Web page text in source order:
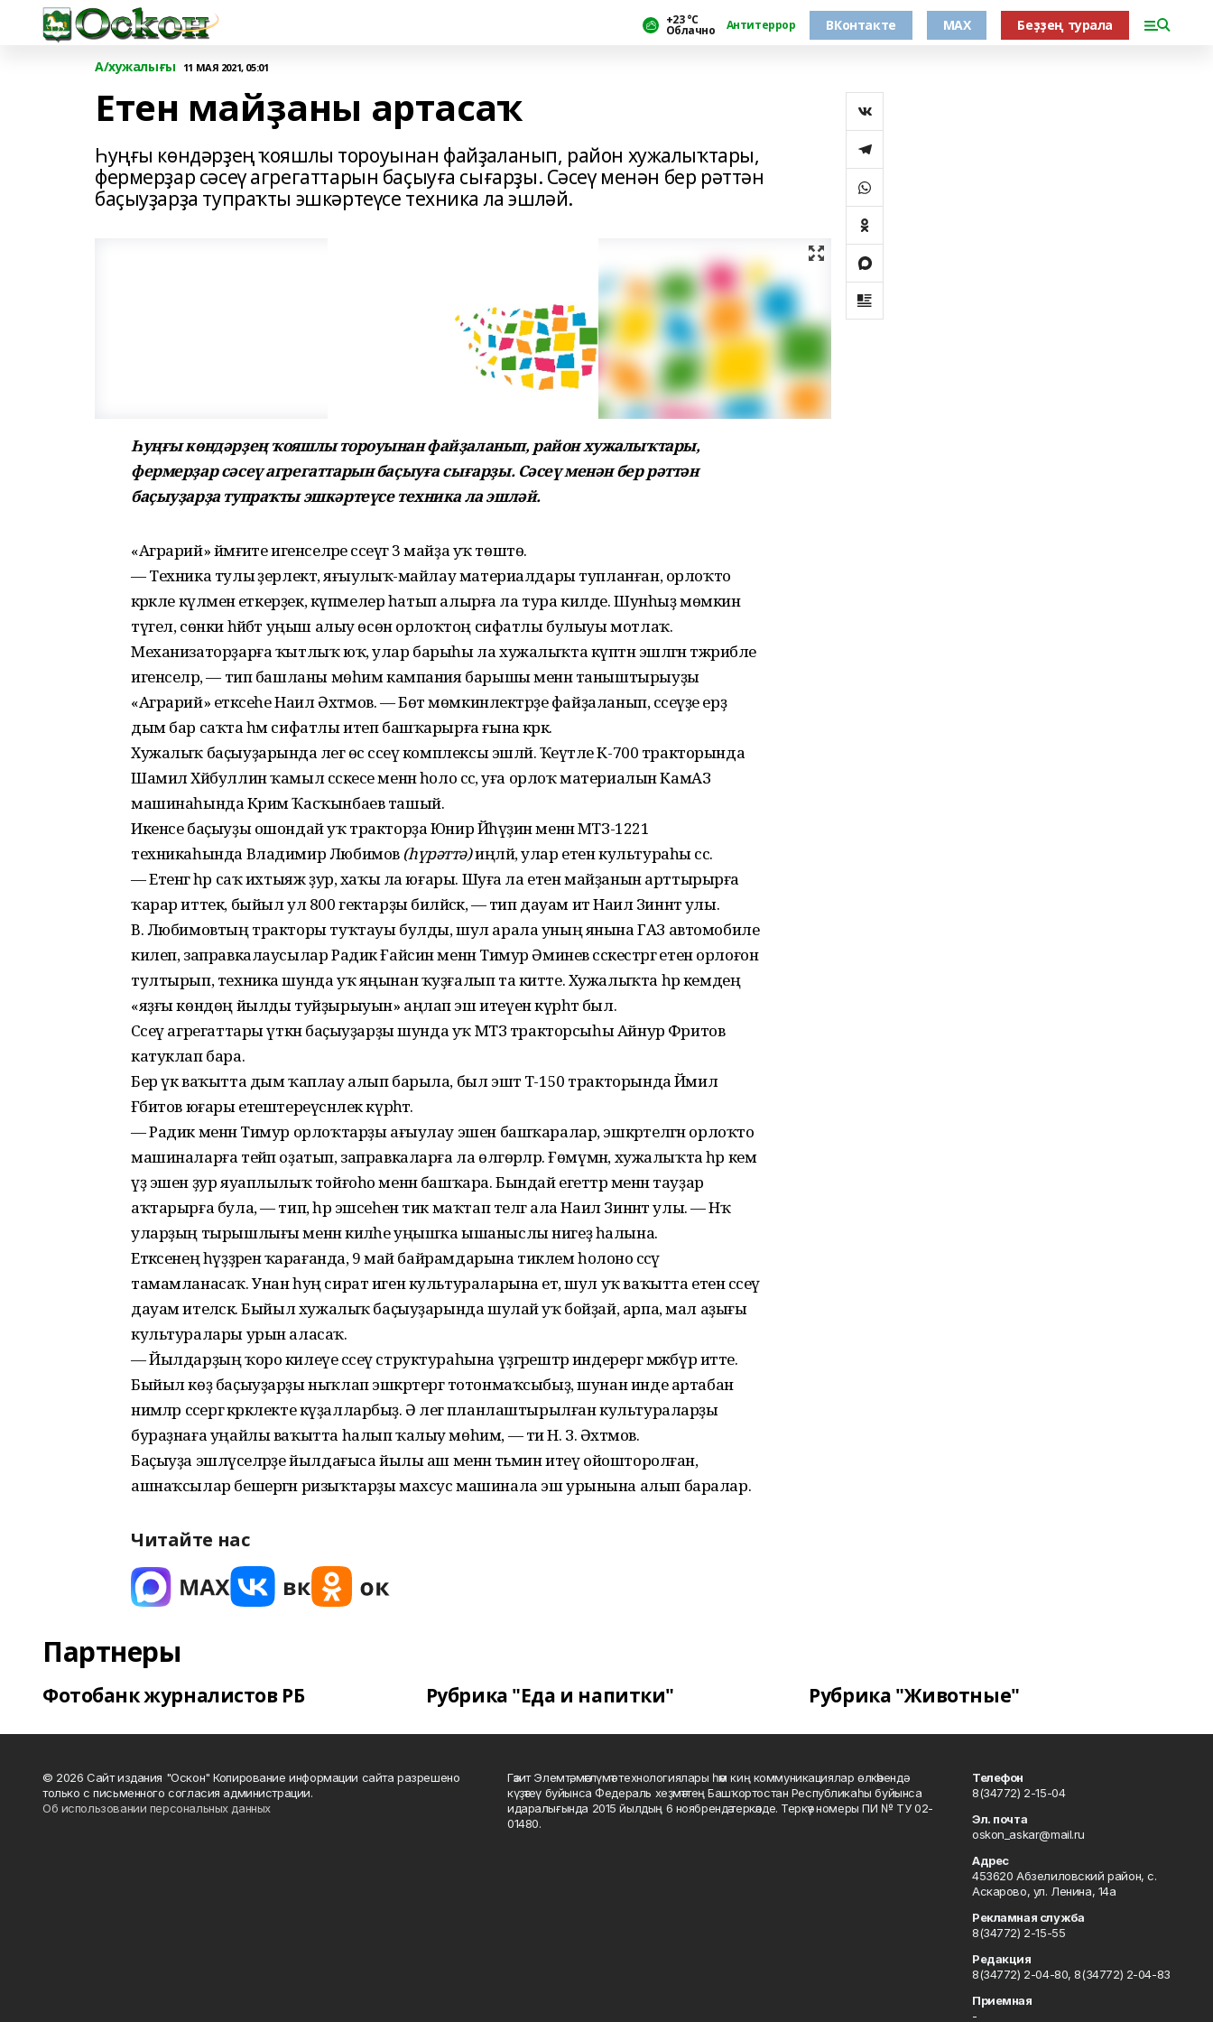
+23 °С
Облачно Антитеррор ВКонтакте MAX Беҙҙең турала
А/хужалығы 11 МАЯ 2021, 05:01
Етен майҙаны артасаҡ
Һуңғы көндәрҙең ҡояшлы тороуынан файҙаланып, район хужалыҡтары,
фермерҙар сәсеү агрегаттарын баҫыуға сығарҙы. Сәсеү менән бер рәттән
баҫыуҙарҙа тупраҡты эшкәртеүсе техника ла эшләй.
Һуңғы көндәрҙең ҡояшлы тороуынан файҙаланып, район хужалыҡтары,
фермерҙар сәсеү агрегаттарын баҫыуға сығарҙы. Сәсеү менән бер рәттән
баҫыуҙарҙа тупраҡты эшкәртеүсе техника ла эшләй.
«Аграрий» йәмғиәте игенселәре сәсеүгә 3 майҙа уҡ төштө.
— Техника тулы әҙерлектә, яғыулыҡ-майлау материалдары тупланған, орлоҡто
кәрәкле күләменә еткерҙек, күпмелер һатып алырға ла тура килде. Шунһыҙ мөмкин
түгел, сөнки һәйбәт уңыш алыу өсөн орлоҡтоң сифатлы булыуы мотлаҡ.
Механизаторҙарға ҡытлыҡ юҡ, улар барыһы ла хужалыҡта күптән эшләгән тәжрибәле
игенселәр, — тип башланы мөһим кампания барышы менән таныштырыуҙы
«Аграрий» етәксеһе Наил Әхтәмов. — Бөтә мөмкинлектәрҙе файҙаланып, сәсеүҙе ерҙә
дым бар саҡта һәм сифатлы итеп башҡарырға ғына кәрәк.
Хужалыҡ баҫыуҙарында әлегә өс сәсеү комплексы эшләй. Ҡеүәтле К-700 тракторында
Шамил Хәйбуллин ҡамыл сәскесе менән һоло сәсә, уға орлоҡ материалын КамАЗ
машинаһында Кәрим Ҡасҡынбаев ташый.
Икенсе баҫыуҙы ошондай уҡ тракторҙа Юнир Йәһүҙин менән МТЗ-1221
техникаһында Владимир Любимов (һүрәттә)иңләй, улар етен культураһы сәсә.
— Етенгә һәр саҡ ихтыяж ҙур, хаҡы ла юғары. Шуға ла етен майҙанын арттырырға
ҡарар иттек, быйыл ул 800 гектарҙы биләйәсәк, — тип дауам итә Наил Зиннәт улы.
В. Любимовтың тракторы туҡтауы булды, шул арала уның янына ГАЗ автомобиле
килеп, заправкалаусылар Радик Ғайсин менән Тимур Әминев сәскестәргә етен орлоғон
тултырып, техника шунда уҡ яңынан ҡуҙғалып та китте. Хужалыҡта һәр кемдең
«яҙғы көндөң йылды туйҙырыуын» аңлап эш итеүен күрһәтә был.
Сәсеү агрегаттары үткән баҫыуҙарҙы шунда уҡ МТЗ тракторсыһы Айнур Фәритов
катуклап бара.
Бер үк ваҡытта дым ҡаплау алып барыла, был эштә Т-150 тракторында Йәмил
Ғәбитов юғары етештереүсәнлек күрһәтә.
— Радик менән Тимур орлоҡтарҙы ағыулау эшен башҡаралар, эшкәртелгән орлоҡто
машиналарға тейәп оҙатып, заправкаларға ла өлгөрәләр. Ғөмүмән, хужалыҡта һәр кем
үҙ эшен ҙур яуаплылыҡ тойғоһо менән башҡара. Бындай егеттәр менән тауҙар
аҡтарырға була, — тип, һәр эшсеһен тик маҡтап телгә ала Наил Зиннәт улы. — Нәҡ
уларҙың тырышлығы менән киләһе уңышҡа ышаныслы нигеҙ һалына.
Етәксенең һүҙҙәренә ҡарағанда, 9 май байрамдарына тиклем һолоно сәсәү
тамамланасаҡ. Унан һуң сират иген культураларына етә, шул уҡ ваҡытта етен сәсеү
дауам ителәсәк. Быйыл хужалыҡ баҫыуҙарында шулай уҡ бойҙай, арпа, мал аҙығы
культуралары урын аласаҡ.
— Йылдарҙың ҡоро килеүе сәсеү структураһына үҙгәрештәр индерергә мәжбүр итте.
Быйыл көҙ баҫыуҙарҙы ныҡлап эшкәртергә тотонмаҡсыбыҙ, шунан инде артабан
нимәләр сәсергә кәрәклекте күҙалларбыҙ. Ә әлегә планлаштырылған культураларҙы
бураҙнаға уңайлы ваҡытта һалып ҡалыу мөһим, — ти Н. З. Әхтәмов.
Баҫыуҙа эшләүселәрҙе йылдағыса йылы аш менән тәьмин итеү ойошторолған,
ашнаҡсылар бешергән ризыҡтарҙы махсус машинала эш урынына алып баралар.
Читайте нас
Партнеры
Фотобанк журналистов РБ Рубрика "Еда и напитки" Рубрика "Животные"
© 2026 Сайт издания "Оскон" Копирование информации сайта разрешено
только с письменного согласия администрации.
Об использовании персональных данных
Гәзит Элемтә, мәғлүмәт технологиялары һәм киң коммуникациялар өлкәһендә
күҙәтеү буйынса Федераль хеҙмәттең Башҡортостан Республикаһы буйынса
идаралығында 2015 йылдың 6 ноябрендә теркәлде. Теркәү номеры ПИ № ТУ 02-
01480.
Телефон
8(34772) 2-15-04
Эл. почта
oskon_askar@mail.ru
Адрес
453620 Абзелиловский район, с.
Аскарово, ул. Ленина, 14а
Рекламная служба
8(34772) 2-15-55
Редакция
8(34772) 2-04-80, 8(34772) 2-04-83
Приемная
-